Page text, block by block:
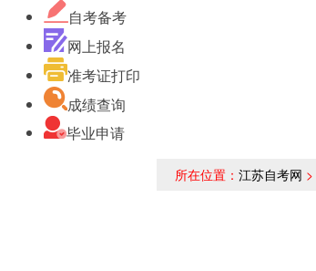
自考备考
网上报名
准考证打印
成绩查询
毕业申请
所在位置： 江苏自考网 >